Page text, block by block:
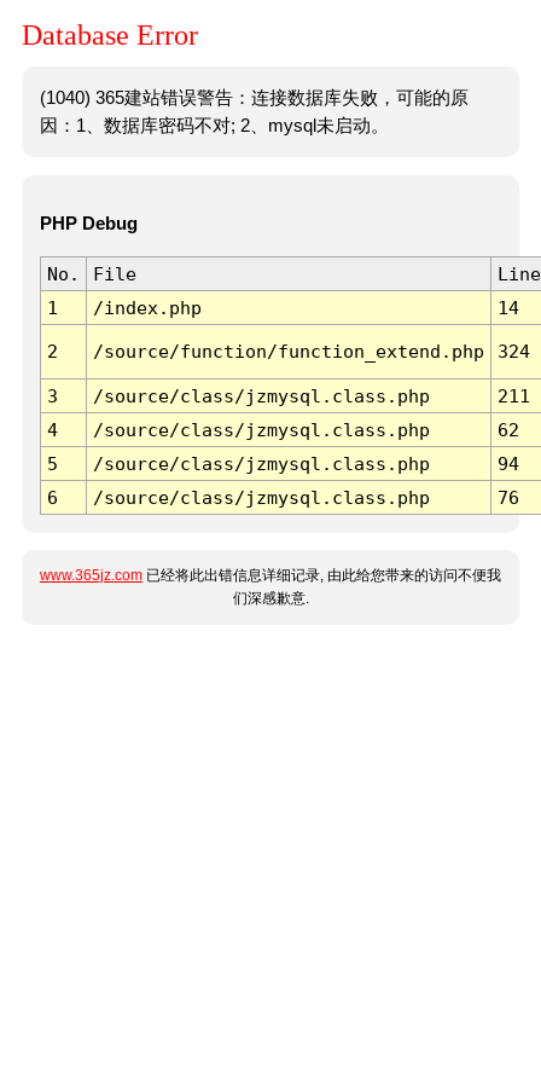
Database Error
(1040) 365建站错误警告：连接数据库失败，可能的原
因：1、数据库密码不对; 2、mysql未启动。
PHP Debug
No. File
Line
1
/index.php 14
2 /source/function/function_extend.php 324
3 /source/class/jzmysql.class.php
211
4
/source/class/jzmysql.class.php
62
5
/source/class/jzmysql.class.php
94
6
/source/class/jzmysql.class.php 76
www.365jz.com 已经将此出错信息详细记录, 由此给您带来的访问不便我
们深感歉意.